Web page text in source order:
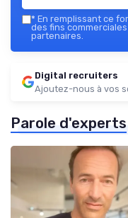
* En remplissant ce
des fins
partenaires.
Digital recruiters
Ajoutez-nous à vos
Parole d'experts